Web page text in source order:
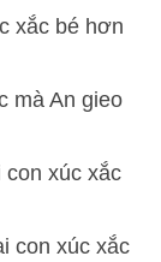
xắc bé hơn
mà An gieo
con xúc xắc
con xúc xắc